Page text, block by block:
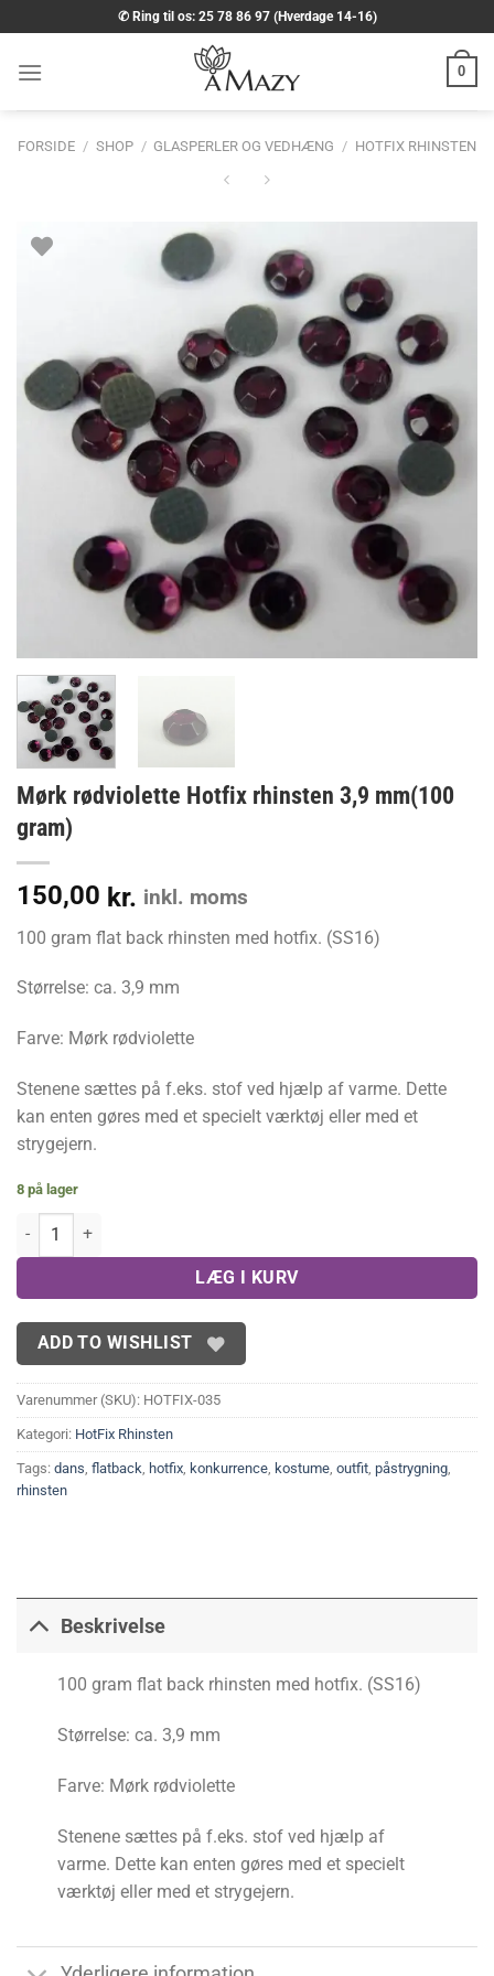
til
indhold
✆ Ring til os: 25 78 86 97 (Hverdage 14-16)
0
FORSIDE / SHOP / GLASPERLER OG VEDHÆNG / HOTFIX RHINSTEN
Mørk rødviolette Hotfix rhinsten 3,9 mm(100
gram)
150,00 kr. inkl. moms
100 gram flat back rhinsten med hotfix. (SS16)
Størrelse: ca. 3,9 mm
Farve: Mørk rødviolette
Stenene sættes på f.eks. stof ved hjælp af varme. Dette
kan enten gøres med et specielt værktøj eller med et
strygejern.
8 på lager
Mørk rødviolette Hotfix rhinsten 3,9 mm(100 gram) antal
LÆG I KURV
ADD TO WISHLIST
Varenummer (SKU): HOTFIX-035
Kategori: HotFix Rhinsten
Tags: dans flatback hotfix konkurrence kostume outfit påstrygning
rhinsten
Beskrivelse
100 gram flat back rhinsten med hotfix. (SS16)
Størrelse: ca. 3,9 mm
Farve: Mørk rødviolette
Stenene sættes på f.eks. stof ved hjælp af
varme. Dette kan enten gøres med et specielt
værktøj eller med et strygejern.